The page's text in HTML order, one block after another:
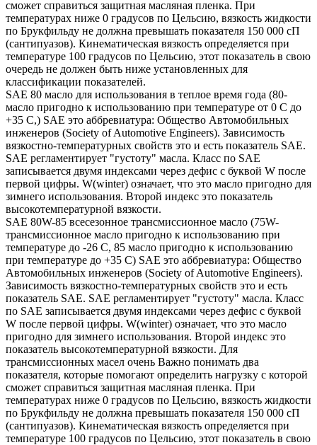
сможет справиться защитная масляная пленка. При
температурах ниже 0 градусов по Цельсию, вязкость жидкости
по Брукфильду не должна превышать показателя 150 000 сП
(сантипуазов). Кинематическая вязкость определяется при
температуре 100 градусов по Цельсию, этот показатель в свою
очередь не должен быть ниже установленных для
классификации показателей.
SAE 80 масло для использования в теплое время года (80-
масло пригодно к использованию при температуре от 0 С до
+35 С,) SAE это аббревиатура: Общество Автомобильных
инженеров (Society of Automotive Engineers). Зависимость
вязкостно-температурных свойств это и есть показатель SAE.
SAE регламентирует "густоту" масла. Класс по SAE
записывается двумя индексами через дефис с буквой W после
первой цифры. W(winter) означает, что это масло пригодно для
зимнего использования. Второй индекс это показатель
высокотемпературной вязкости.
SAE 80W-85 всесезонное трансмиссионное масло (75W-
трансмиссионное масло пригодно к использованию при
температуре до -26 С, 85 масло пригодно к использованию
при температуре до +35 С) SAE это аббревиатура: Общество
Автомобильных инженеров (Society of Automotive Engineers).
Зависимость вязкостно-температурных свойств это и есть
показатель SAE. SAE регламентирует "густоту" масла. Класс
по SAE записывается двумя индексами через дефис с буквой
W после первой цифры. W(winter) означает, что это масло
пригодно для зимнего использования. Второй индекс это
показатель высокотемпературной вязкости. Для
трансмиссионных масел очень Важно понимать два
показателя, которые помогают определить нагрузку с которой
сможет справиться защитная масляная пленка. При
температурах ниже 0 градусов по Цельсию, вязкость жидкости
по Брукфильду не должна превышать показателя 150 000 сП
(сантипуазов). Кинематическая вязкость определяется при
температуре 100 градусов по Цельсию, этот показатель в свою